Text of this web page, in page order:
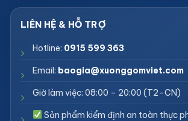
Hotline: 0915 599 363
Email: baogia@xuonggomviet.com
Giờ làm việc: 08:00 – 20:00 (T2–CN)
Sản phẩm kiểm định an toàn thực